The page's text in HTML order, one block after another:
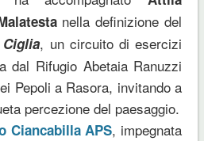
nella definizione del
Ciglia, un circuito di esercizi
dal Rifugio Abetaia Ranuzzi
Pepoli a Rasora, invitando a
percezione del paesaggio.
Ciancabilla APS, impegnata